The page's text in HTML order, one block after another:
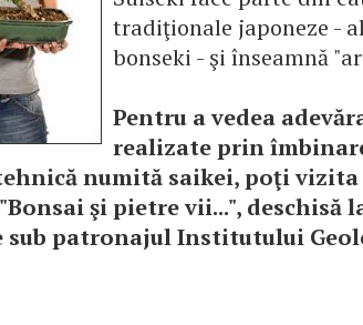
tradiţionale japoneze -
bonseki - şi înseamnă
Pentru a vedea
realizate prin
numită saikei, poţi
şi pietre vii...", deschisă
sub patronajul Institutului